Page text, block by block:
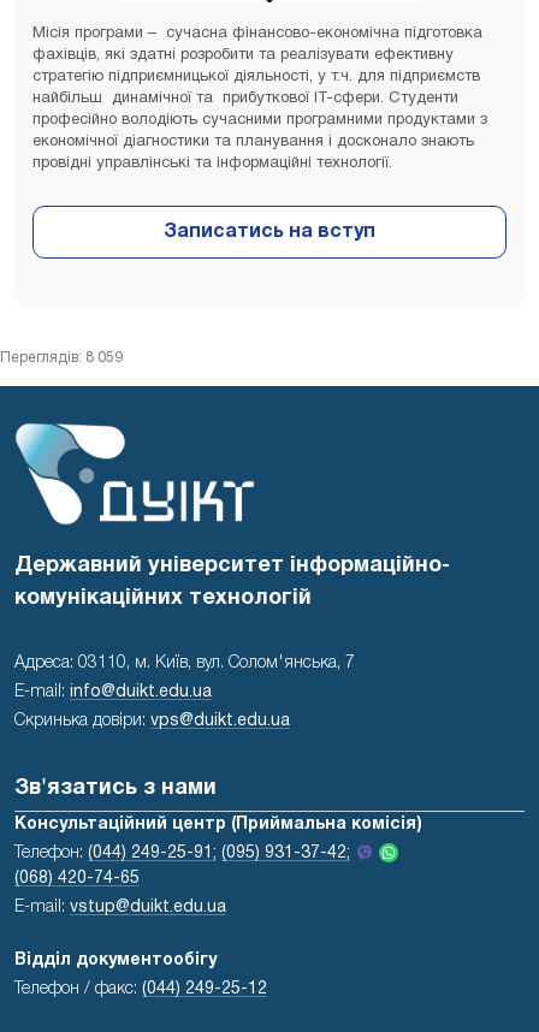
Місія програми – сучасна фінансово-економічна підготовка
фахівців, які здатні розробити та реалізувати ефективну
стратегію підприємницької діяльності, у т.ч. для підприємств
найбільш динамічної та прибуткової ІТ-сфери. Студенти
професійно володіють сучасними програмними продуктами з
економічної діагностики та планування і досконало знають
провідні управлінські та інформаційні технології.
Переглядів: 8 059
Державний університет інформаційно-
комунікаційних технологій
Адреса: 03110, м. Київ, вул. Солом'янська, 7
E-mail: info@duikt.edu.ua
Скринька довіри: vps@duikt.edu.ua
Зв'язатись з нами
Консультаційний центр (Приймальна комісія)
Телефон: (044) 249-25-91; (095) 931-37-42;
(068) 420-74-65
E-mail: vstup@duikt.edu.ua
Відділ документообігу
Телефон / факс: (044) 249-25-12